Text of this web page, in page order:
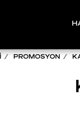
PROMOSYON